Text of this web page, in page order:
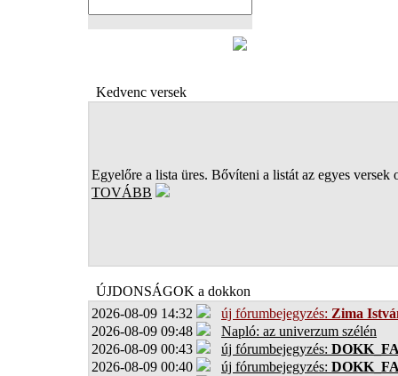
Kedvenc versek
Egyelőre a lista üres. Bővíteni a listát az egyes versek
TOVÁBB
ÚJDONSÁGOK a dokkon
2026-08-09 14:32
új fórumbejegyzés: Zima
2026-08-09 09:48
Napló: az univerzum szélén
2026-08-09 00:43
új fórumbejegyzés:
2026-08-09 00:40
új fórumbejegyzés: